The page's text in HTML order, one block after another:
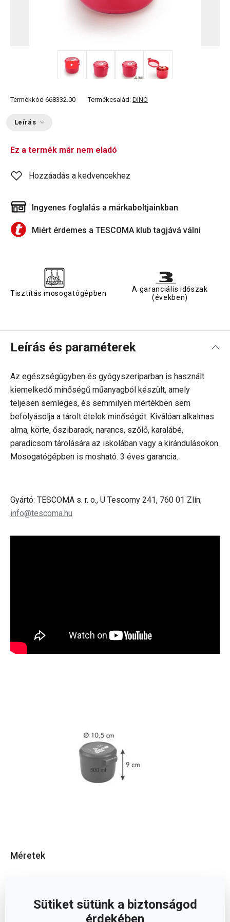
Sütiket sütünk a biztonságod
érdekében
Termékkód 668332.00 Termékcsalád: DINO
Leírás
Ez a termék már nem eladó
Hozzáadás a kedvencekhez
Ingyenes foglalás a márkaboltjainkban
Miért érdemes a TESCOMA klub tagjává válni
Tisztítás mosogatógépben
A garanciális időszak
(években)
Leírás és paraméterek
Az egészségügyben és gyógyszeriparban is használt
kiemelkedő minőségű műanyagból készült, amely
teljesen semleges, és semmilyen mértékben sem
befolyásolja a tárolt ételek minőségét. Kiválóan alkalmas
alma, körte, őszibarack, narancs, szőlő, karalábé,
paradicsom tárolására az iskolában vagy a kirándulásokon.
Mosogatógépben is mosható. 3 éves garancia.
Gyártó: TESCOMA s. r. o., U Tescomy 241, 760 01 Zlín;
info@tescoma.hu
Méretek
TÉRFOGAT (L)